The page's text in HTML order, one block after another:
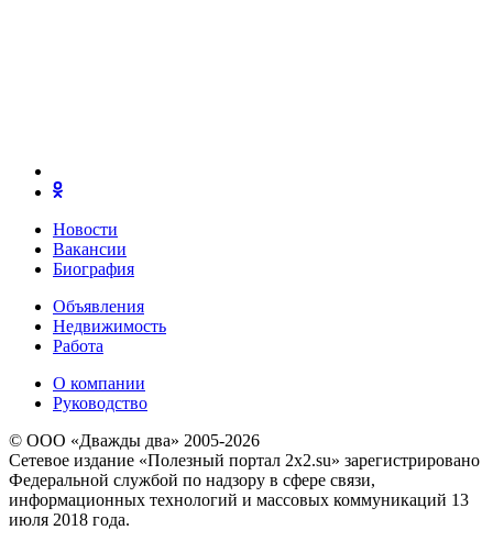
Новости
Вакансии
Биография
Объявления
Недвижимость
Работа
О компании
Руководство
© ООО «Дважды два» 2005-2026
Сетевое издание «Полезный портал 2x2.su» зарегистрировано
Федеральной службой по надзору в сфере связи,
информационных технологий и массовых коммуникаций 13
июля 2018 года.